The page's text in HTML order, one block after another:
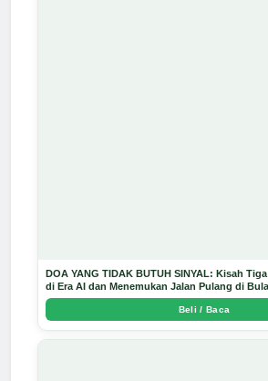
DOA YANG TIDAK BUTUH SINYAL: Kisah
di Era AI dan Menemukan Jalan Pulang di
Arda Dinata
Beli / Baca